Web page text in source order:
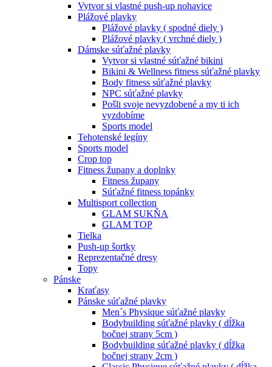
Vytvor si vlastné push-up nohavice
Plážové plavky
Plážové plavky ( spodné diely )
Plážové plavky ( vrchné diely )
Dámske súťažné plavky
Vytvor si vlastné súťažné bikini
Bikini & Wellness fitness súťažné plavky
Body fitness súťažné plavky
NPC súťažné plavky
Pošli svoje nevyzdobené a my ti ich
vyzdobíme
Sports model
Tehotenské legíny
Sports model
Crop top
Fitness župany a doplnky
Fitness župany
Súťažné fitness topánky
Multisport collection
GLAM SUKŇA
GLAM TOP
Tielka
Push-up šortky
Reprezentačné dresy
Topy
Pánske
Kraťasy
Pánske súťažné plavky
Men´s Physique súťažné plavky
Bodybuilding súťažné plavky ( dĺžka
bočnej strany 5cm )
Bodybuilding súťažné plavky ( dĺžka
bočnej strany 2cm )